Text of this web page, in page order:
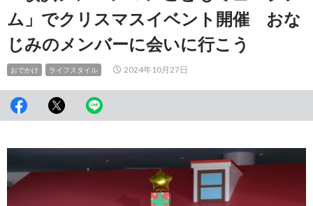
ム」でクリスマスイベント開催 おな
じみのメンバーに会いに行こう
おでかけ ライフスタイル 2024年10月27日